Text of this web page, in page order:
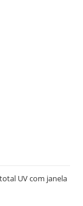
UV com janela